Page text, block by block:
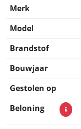
Merk
Model
Brandstof
Bouwjaar
Gestolen op
Beloning